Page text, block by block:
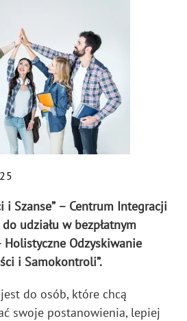
i Szanse” – Centrum Integracji
udziału w bezpłatnym
Holistyczne Odzyskiwanie
i Samokontroli”.
do osób, które chcą
swoje postanowienia, lepiej